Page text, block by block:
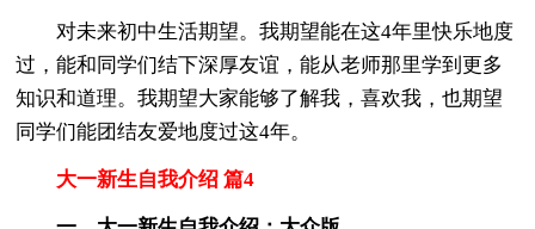
对未来初中生活期望。我期望能在这4年里快乐地度
过，能和同学们结下深厚友谊，能从老师那里学到更多
知识和道理。我期望大家能够了解我，喜欢我，也期望
同学们能团结友爱地度过这4年。
大一新生自我介绍 篇4